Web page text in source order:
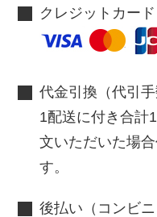
クレジットカード
代金引換（代引
1配送に付き合計
文いただいた場
す。
後払い（コンビ